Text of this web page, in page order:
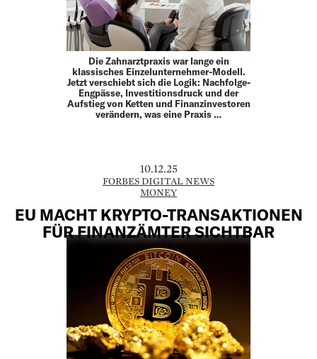
Die Zahnarztpraxis war lange ein
klassisches Einzelunternehmer-Modell.
Jetzt verschiebt sich die Logik: Nachfolge-
Engpässe, Investitionsdruck und der
Aufstieg von Ketten und Finanzinvestoren
verändern, was eine Praxis …
10.12.25
FORBES DIGITAL NEWS
MONEY
EU MACHT KRYPTO-TRANSAKTIONEN
FÜR FINANZÄMTER SICHTBAR